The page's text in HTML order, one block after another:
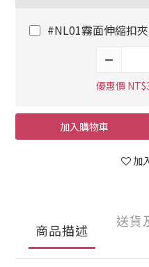
#NL01霧面伸縮扣夾
優惠價
加入購物車
加
商品描述
送貨